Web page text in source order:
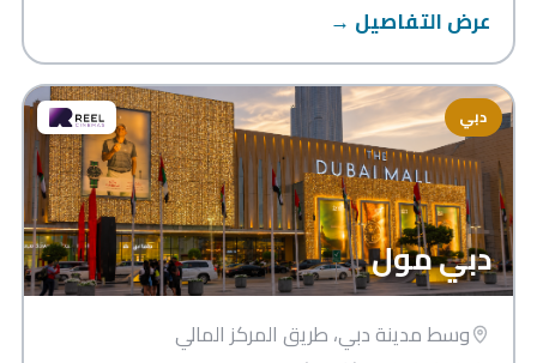
عرض التفاصيل →
دبي
دبي مول
وسط مدينة دبي، طريق المركز المالي